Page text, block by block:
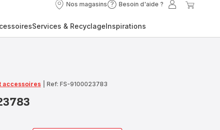
Nos magasins
Nos
Besoin d'aide ?
Besoin
?
Mon
Services & RecyclageInspirations
accessoires Ref: FS-9100023783